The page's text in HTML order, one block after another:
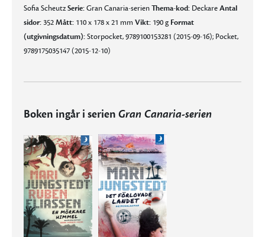
Sofia ScheutzSerie:Gran Canaria-serienThema-kod: DeckareAntal
sidor:352Mått: 110 x 178 x 21 mmVikt: 190 g Format
(utgivningsdatum):Storpocket, 9789100153281 (2015-09-16); Pocket,
9789175035147 (2015-12-10)
Boken ingår i serien Gran Canaria-serien